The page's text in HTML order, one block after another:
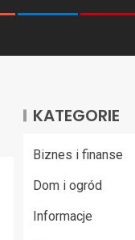
KATEGORIE
Biznes i finanse
Dom i ogród
Informacje